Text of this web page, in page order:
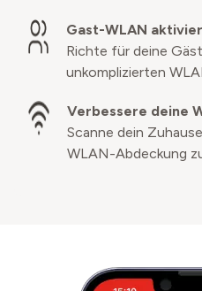
Gast-WLAN
Richte für deine
unkomplizierten
Verbessere deine
Scanne dein
WLAN-Abdeckung